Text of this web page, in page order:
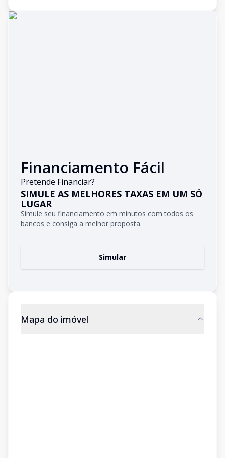
Financiamento Fácil
Pretende Financiar?
SIMULE AS MELHORES TAXAS EM UM SÓ
LUGAR
Simule seu financiamento em minutos com todos os
bancos e consiga a melhor proposta.
Simular
Mapa do imóvel